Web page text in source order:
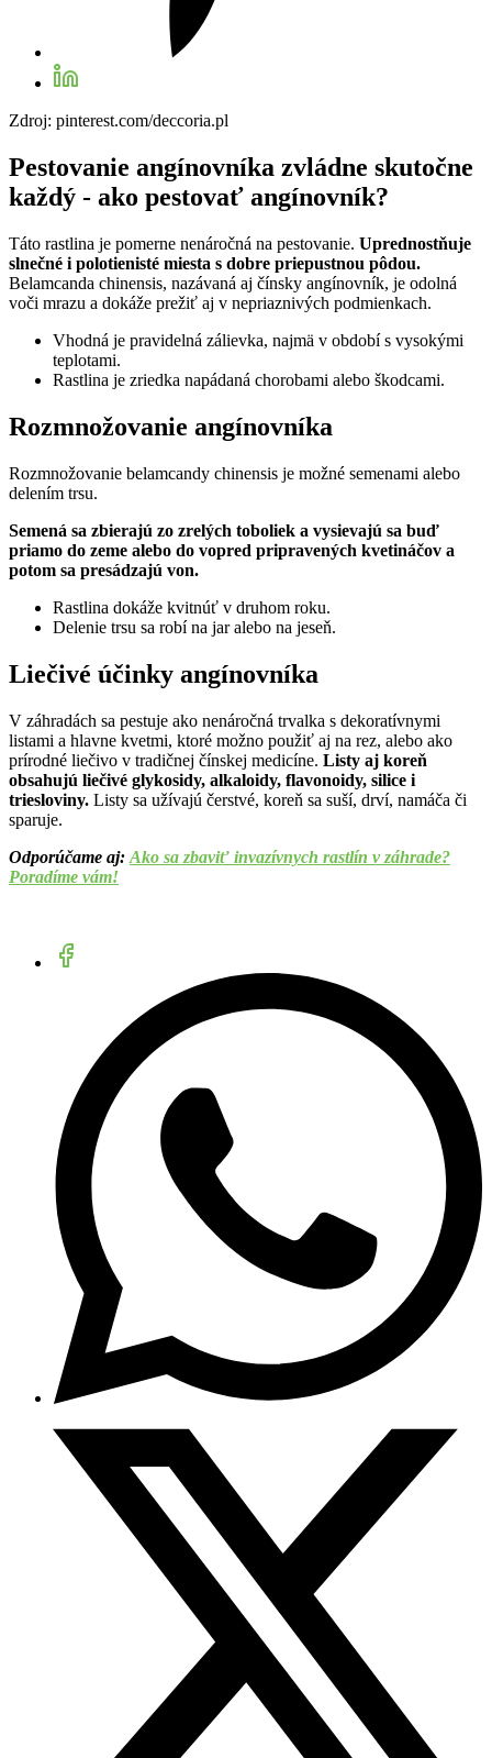
Zdroj: pinterest.com/deccoria.pl
Pestovanie angínovníka zvládne skutočne
každý - ako pestovať angínovník?
Táto rastlina je pomerne nenáročná na pestovanie. Uprednostňuje
slnečné i polotienisté miesta s dobre priepustnou pôdou.
Belamcanda chinensis, nazávaná aj čínsky angínovník, je odolná
voči mrazu a dokáže prežiť aj v nepriaznivých podmienkach.
Vhodná je pravidelná zálievka, najmä v období s vysokými
teplotami.
Rastlina je zriedka napádaná chorobami alebo škodcami.
Rozmnožovanie angínovníka
Rozmnožovanie belamcandy chinensis je možné semenami alebo
delením trsu.
Semená sa zbierajú zo zrelých toboliek a vysievajú sa buď
priamo do zeme alebo do vopred pripravených kvetináčov a
potom sa presádzajú von.
Rastlina dokáže kvitnúť v druhom roku.
Delenie trsu sa robí na jar alebo na jeseň.
Liečivé účinky angínovníka
V záhradách sa pestuje ako nenáročná trvalka s dekoratívnymi
listami a hlavne kvetmi, ktoré možno použiť aj na rez, alebo ako
prírodné liečivo v tradičnej čínskej medicíne. Listy aj koreň
obsahujú liečivé glykosidy, alkaloidy, flavonoidy, silice i
triesloviny. Listy sa užívajú čerstvé, koreň sa suší, drví, namáča či
sparuje.
Odporúčame aj: Ako sa zbaviť invazívnych rastlín v záhrade?
Poradíme vám!